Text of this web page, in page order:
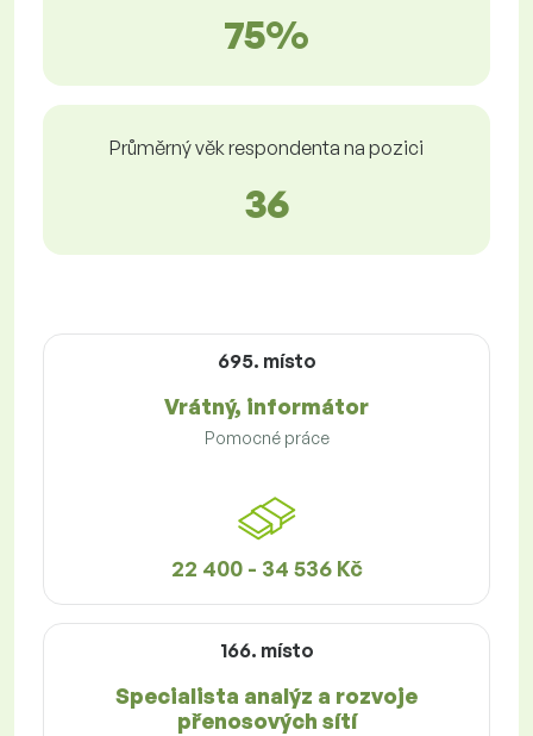
75%
Průměrný věk respondenta na pozici
36
695. místo
Vrátný, informátor
Pomocné práce
22 400 - 34 536 Kč
166. místo
Specialista analýz a rozvoje
přenosových sítí